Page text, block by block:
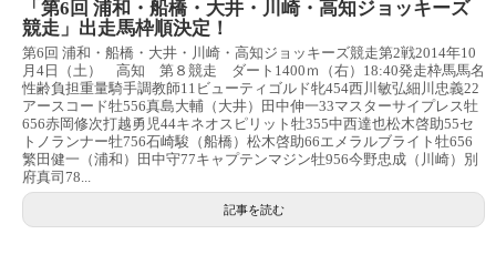
「第6回 浦和・船橋・大井・川崎・高知ジョッキーズ
競走」出走馬枠順決定！
第6回 浦和・船橋・大井・川崎・高知ジョッキーズ競走第2戦2014年10
月4日（土） 高知 第８競走 ダート1400ｍ（右）18:40発走枠馬馬名
性齢負担重量騎手調教師11ビューティゴルド牝454西川敏弘細川忠義22
アースコード牡556真島大輔（大井）田中伸一33マスターサイプレス牡
656赤岡修次打越勇児44キネオスピリット牡355中西達也松木啓助55セ
トノランナー牡756石崎駿（船橋）松木啓助66エメラルブライト牡656
繁田健一（浦和）田中守77キャプテンマジン牡956今野忠成（川崎）別
府真司78...
記事を読む